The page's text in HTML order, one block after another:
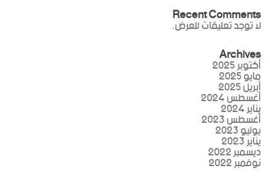
Recent Comments
لا توجد تعليقات للعرض.
Archives
أكتوبر 2025
مايو 2025
أبريل 2025
أغسطس 2024
يناير 2024
أغسطس 2023
يوليو 2023
يناير 2023
ديسمبر 2022
نوفمبر 2022